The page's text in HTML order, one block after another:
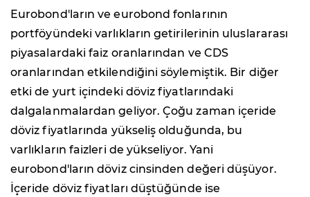
Eurobond'ların ve eurobond fonlarının
portföyündeki varlıkların getirilerinin uluslararası
piyasalardaki faiz oranlarından ve CDS
oranlarından etkilendiğini söylemiştik. Bir diğer
etki de yurt içindeki döviz fiyatlarındaki
dalgalanmalardan geliyor. Çoğu zaman içeride
döviz fiyatlarında yükseliş olduğunda, bu
varlıkların faizleri de yükseliyor. Yani
eurobond'ların döviz cinsinden değeri düşüyor.
İçeride döviz fiyatları düştüğünde ise